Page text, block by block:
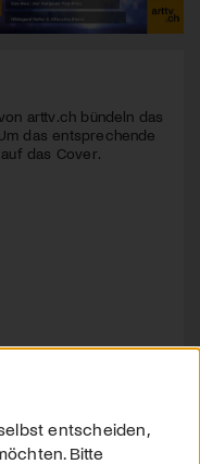
arttv.ch bündeln das
das entsprechende
das Cover.
entscheiden,
Bitte